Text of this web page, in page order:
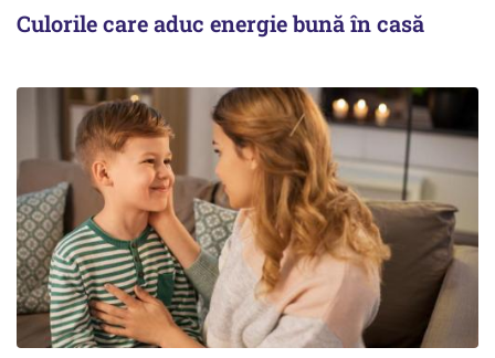
Culorile care aduc energie bună în casă